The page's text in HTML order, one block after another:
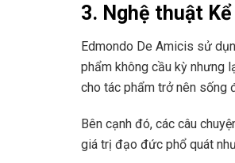
3. Nghệ thuật
Edmondo De Amicis sử
phẩm không cầu kỳ nhưng
cho tác phẩm trở nên sống
Bên cạnh đó, các câu
giá trị đạo đức phổ quát